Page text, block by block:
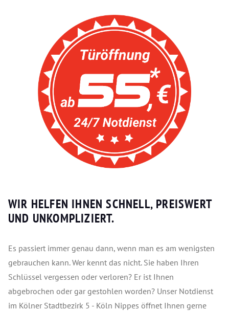
WIR HELFEN IHNEN SCHNELL, PREISWERT
UND UNKOMPLIZIERT.
Es passiert immer genau dann, wenn man es am wenigsten
gebrauchen kann. Wer kennt das nicht. Sie haben Ihren
Schlüssel vergessen oder verloren? Er ist Ihnen
abgebrochen oder gar gestohlen worden? Unser Notdienst
im Kölner Stadtbezirk 5 - Köln Nippes öffnet Ihnen gerne